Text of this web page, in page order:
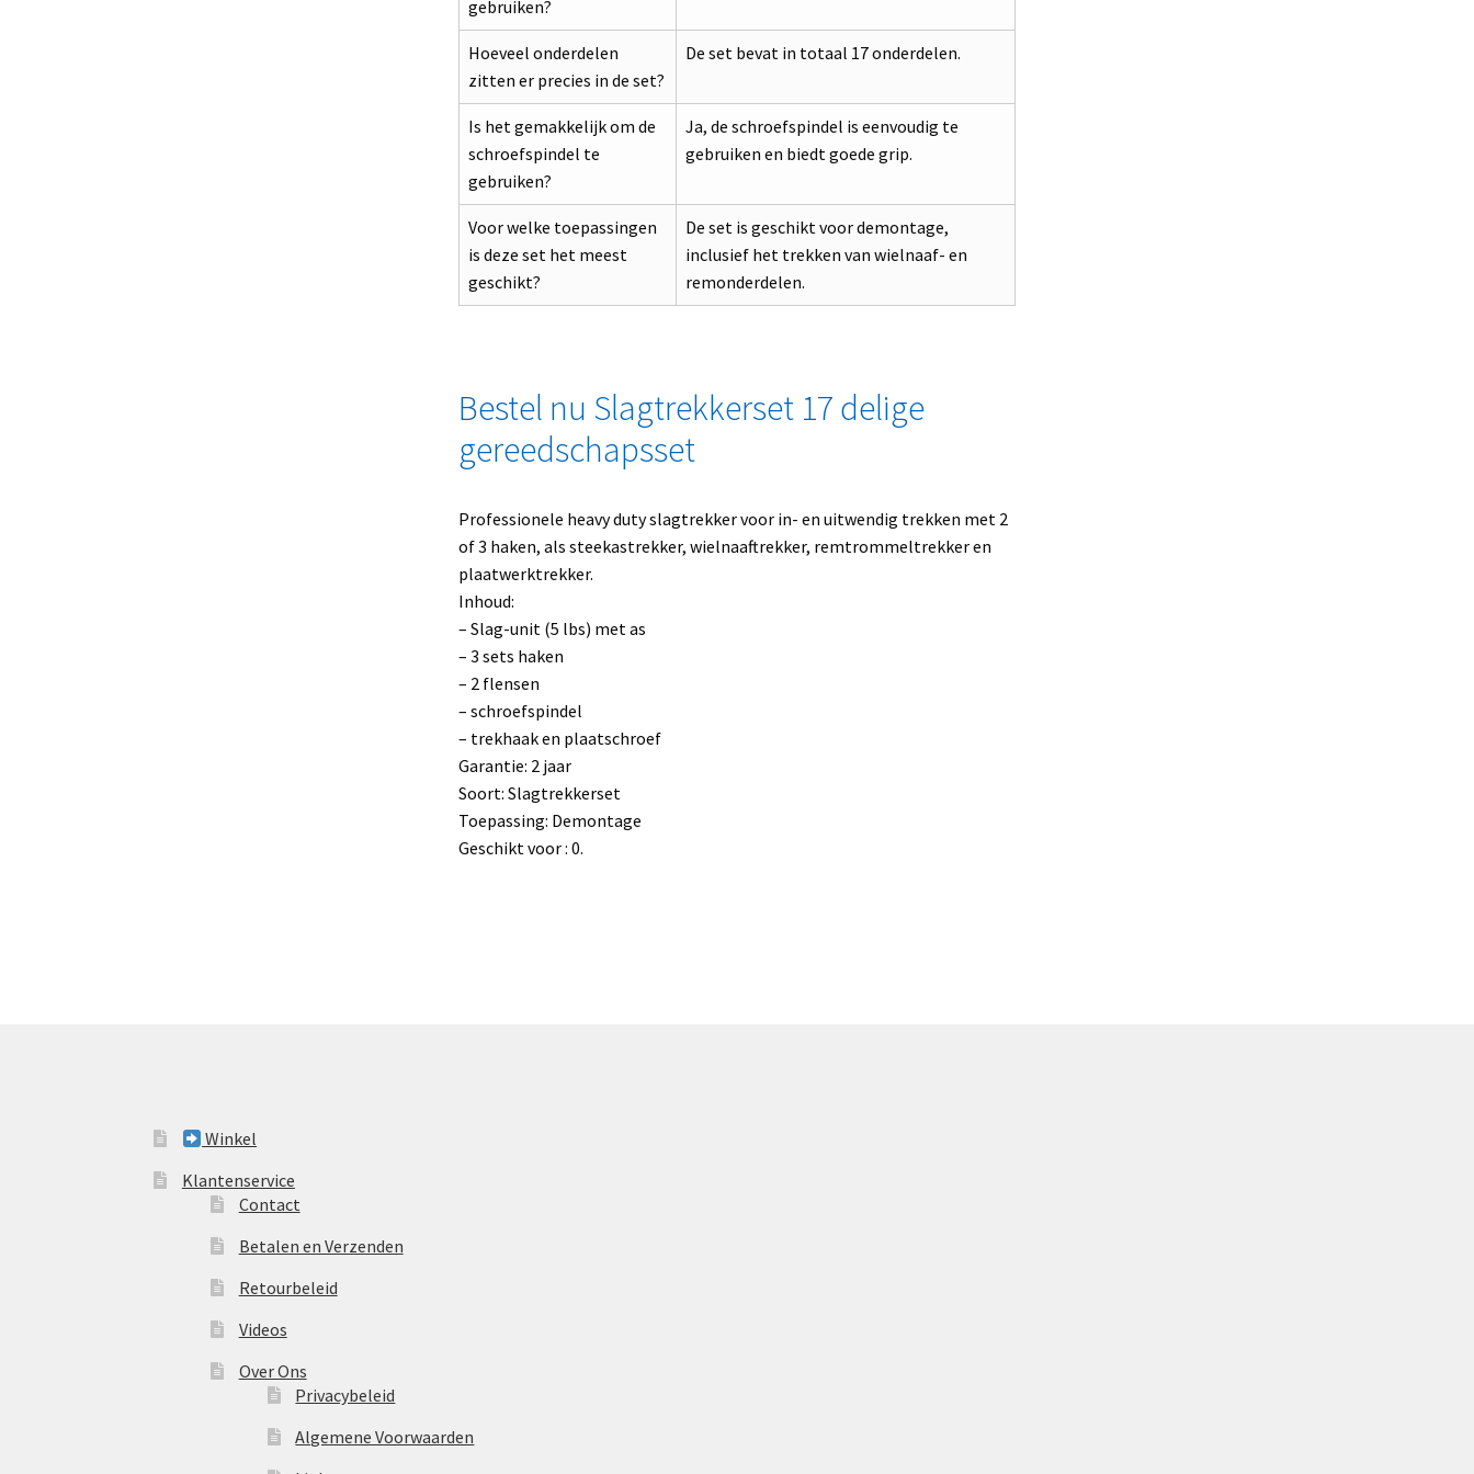
gebruiken?
Hoeveel onderdelen
zitten er precies in de set?
De set bevat in totaal 17 onderdelen.
Is het gemakkelijk om de
schroefspindel te
gebruiken?
Ja, de schroefspindel is eenvoudig te
gebruiken en biedt goede grip.
Voor welke toepassingen
is deze set het meest
geschikt?
De set is geschikt voor demontage,
inclusief het trekken van wielnaaf- en
remonderdelen.
Bestel nu Slagtrekkerset 17 delige
gereedschapsset
Professionele heavy duty slagtrekker voor in- en uitwendig trekken met 2
of 3 haken, als steekastrekker, wielnaaftrekker, remtrommeltrekker en
plaatwerktrekker.
Inhoud:
– Slag-unit (5 lbs) met as
– 3 sets haken
– 2 flensen
– schroefspindel
– trekhaak en plaatschroef
Garantie: 2 jaar
Soort: Slagtrekkerset
Toepassing: Demontage
Geschikt voor : 0.
Winkel
Klantenservice
Contact
Betalen en Verzenden
Retourbeleid
Videos
Over Ons
Privacybeleid
Algemene Voorwaarden